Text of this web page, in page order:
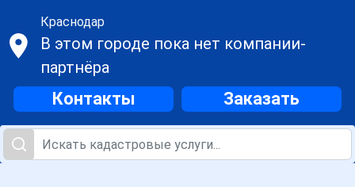
Краснодар
В этом городе пока нет компании-
партнёра
Контакты Заказать